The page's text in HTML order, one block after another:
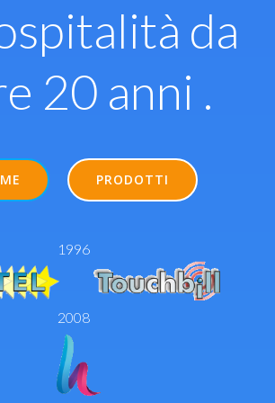
da
20 anni .
PRODOTTI
1996
2008